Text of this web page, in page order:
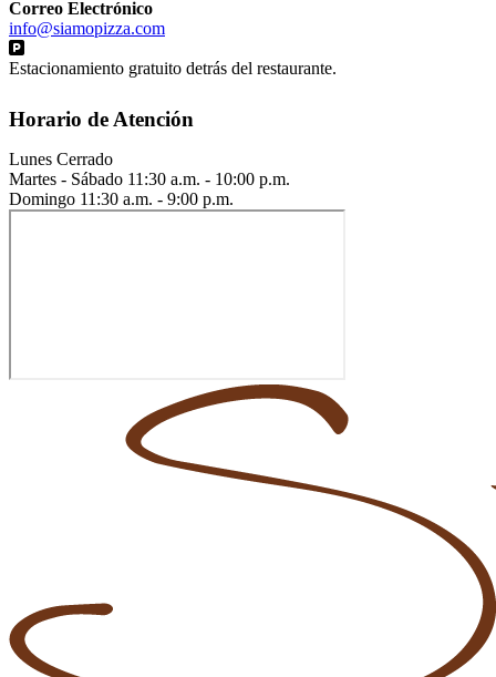
Correo Electrónico
info@siamopizza.com
Estacionamiento gratuito detrás del restaurante.
Horario de Atención
Lunes Cerrado
Martes - Sábado 11:30 a.m. - 10:00 p.m.
Domingo 11:30 a.m. - 9:00 p.m.